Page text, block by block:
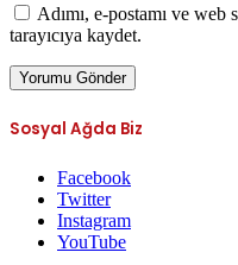
Adımı, e-postamı ve
tarayıcıya kaydet.
Sosyal Ağda Biz
Facebook
Twitter
Instagram
YouTube